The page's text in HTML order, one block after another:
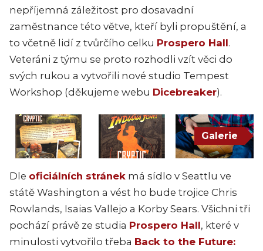
nepříjemná záležitost pro dosavadní
zaměstnance této větve, kteří byli propuštění, a
to včetně lidí z tvůrčího celku Prospero Hall.
Veteráni z týmu se proto rozhodli vzít věci do
svých rukou a vytvořili nové studio Tempest
Workshop (děkujeme webu Dicebreaker).
Galerie
Dle oficiálních stránek má sídlo v Seattlu ve
státě Washington a vést ho bude trojice Chris
Rowlands, Isaias Vallejo a Korby Sears. Všichni tři
pochází právě ze studia Prospero Hall, které v
minulosti vytvořilo třeba Back to the Future: